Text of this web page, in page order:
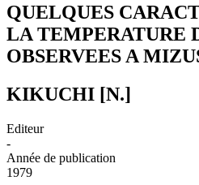
QUELQUES
LA TEMPERATURE
OBSERVEES A
KIKUCHI [N.]
Editeur
-
Année de publication
1979